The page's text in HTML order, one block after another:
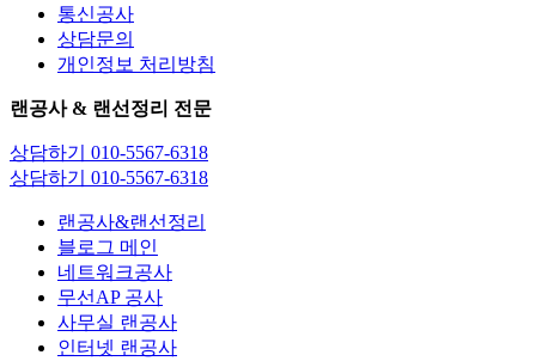
통신공사
상담문의
개인정보 처리방침
랜공사 & 랜선정리 전문
상담하기 010-5567-6318
상담하기 010-5567-6318
랜공사&랜선정리
블로그 메인
네트워크공사
무선AP 공사
사무실 랜공사
인터넷 랜공사